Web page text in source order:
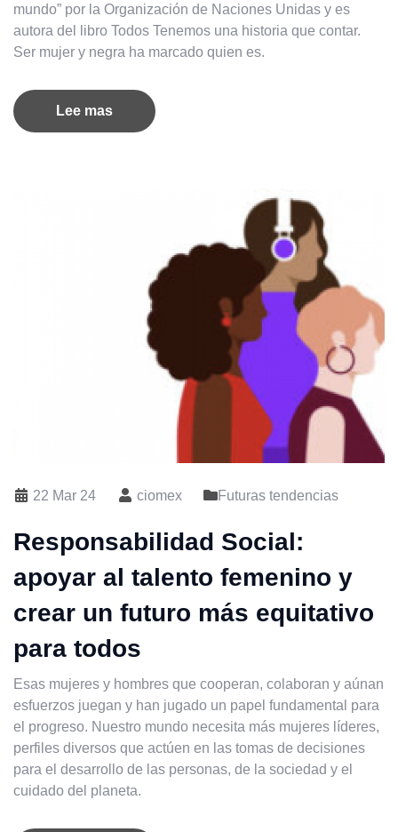
mundo” por la Organización de Naciones Unidas y es
autora del libro Todos Tenemos una historia que contar.
Ser mujer y negra ha marcado quien es.
Lee mas
22 Mar 24 ciomex Futuras tendencias
Responsabilidad Social:
apoyar al talento femenino y
crear un futuro más equitativo
para todos
Esas mujeres y hombres que cooperan, colaboran y aúnan
esfuerzos juegan y han jugado un papel fundamental para
el progreso. Nuestro mundo necesita más mujeres líderes,
perfiles diversos que actúen en las tomas de decisiones
para el desarrollo de las personas, de la sociedad y el
cuidado del planeta.